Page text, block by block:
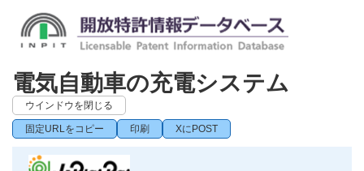
電気自動車の充電システム
ウインドウを閉じる
固定URLをコピー 印刷 XにPOST